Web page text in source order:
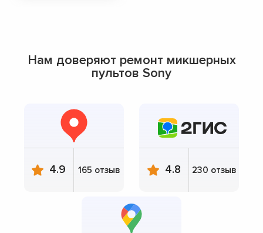
Нам доверяют ремонт микшерных
пультов Sony
4.9 165 отзыв 4.8 230 отзыв